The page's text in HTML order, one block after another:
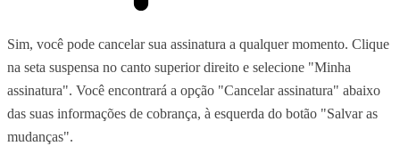
Sim, você pode cancelar sua assinatura a qualquer momento. Clique
na seta suspensa no canto superior direito e selecione "Minha
assinatura". Você encontrará a opção "Cancelar assinatura" abaixo
das suas informações de cobrança, à esquerda do botão "Salvar as
mudanças".